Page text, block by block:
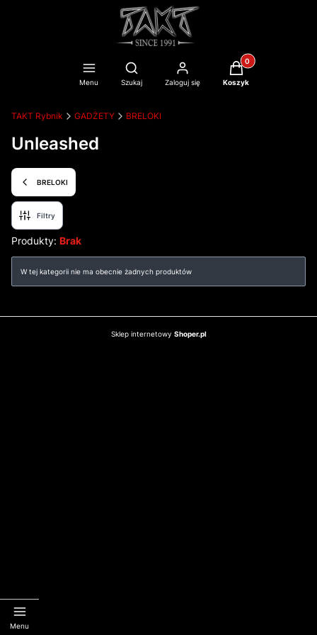
Menu
Otwórz wyszukiwarkę
Szukaj Zaloguj się
Produkty w
Koszyk
TAKT Rybnik GADŻETY BRELOKI
Unleashed
BRELOKI
Filtry
Produkty: Brak
Lista produktów
W tej kategorii nie ma obecnie żadnych produktów
Sklep internetowy Shoper.pl
Menu